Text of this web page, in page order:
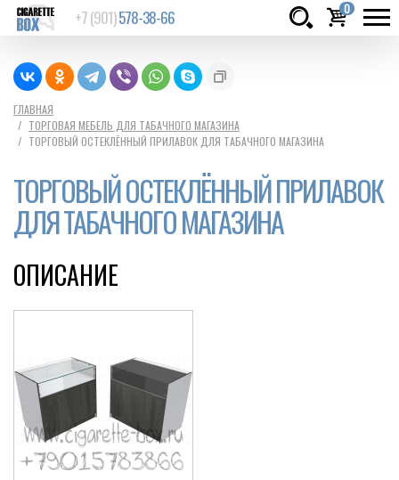
+7 (901)578-38-66 0
ГЛАВНАЯ
ТОРГОВАЯ МЕБЕЛЬ ДЛЯ ТАБАЧНОГО МАГАЗИНА
ТОРГОВЫЙ ОСТЕКЛЁННЫЙ ПРИЛАВОК ДЛЯ ТАБАЧНОГО МАГАЗИНА
ТОРГОВЫЙ ОСТЕКЛЁННЫЙ ПРИЛАВОК
ДЛЯ ТАБАЧНОГО МАГАЗИНА
ОПИСАНИЕ